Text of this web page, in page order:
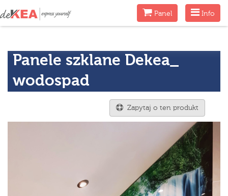
Menu
Info
MenuPanel
Panele szklane Dekea_
wodospad
Zapytaj o ten produkt